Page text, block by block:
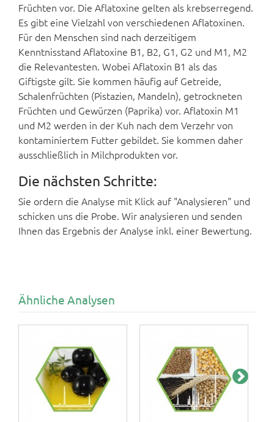
Früchten vor. Die Aflatoxine gelten als krebserregend.
Es gibt eine Vielzahl von verschiedenen Aflatoxinen.
Für den Menschen sind nach derzeitigem
Kenntnisstand Aflatoxine B1, B2, G1, G2 und M1, M2
die Relevantesten. Wobei Aflatoxin B1 als das
Giftigste gilt. Sie kommen häufig auf Getreide,
Schalenfrüchten (Pistazien, Mandeln), getrockneten
Früchten und Gewürzen (Paprika) vor. Aflatoxin M1
und M2 werden in der Kuh nach dem Verzehr von
kontaminiertem Futter gebildet. Sie kommen daher
ausschließlich in Milchprodukten vor.
Die nächsten Schritte:
Sie ordern die Analyse mit Klick auf "Analysieren" und
schicken uns die Probe. Wir analysieren und senden
Ihnen das Ergebnis der Analyse inkl. einer Bewertung.
Ähnliche Analysen